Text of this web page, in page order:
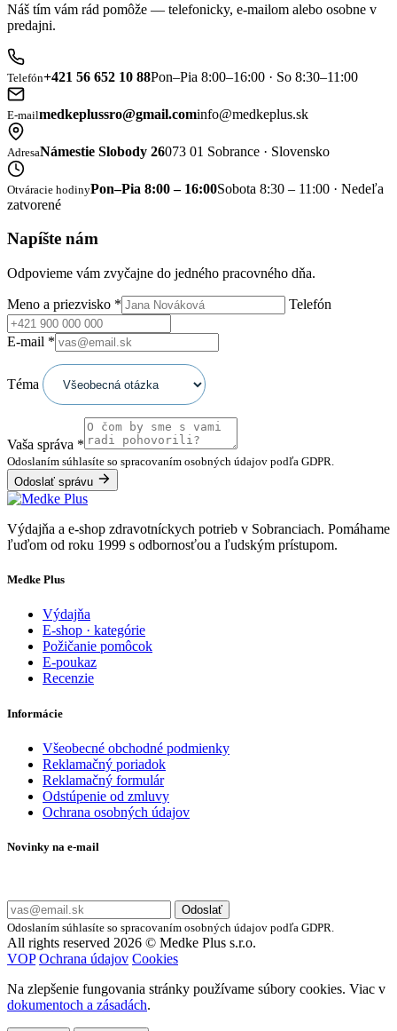
Náš tím vám rád pomôže — telefonicky, e-mailom alebo osobne v
predajni.
Telefón+421 56 652 10 88Pon–Pia 8:00–16:00 · So 8:30–11:00
E-mailmedkeplussro@gmail.cominfo@medkeplus.sk
AdresaNámestie Slobody 26073 01 Sobrance · Slovensko
Otváracie hodinyPon–Pia 8:00 – 16:00Sobota 8:30 – 11:00 · Nedeľa
zatvorené
Napíšte nám
Odpovieme vám zvyčajne do jedného pracovného dňa.
Meno a priezvisko * Telefón
E-mail *
Téma
Vaša správa *
Odoslaním súhlasíte so spracovaním osobných údajov podľa GDPR.
Odoslať správu
Výdajňa a e-shop zdravotníckych potrieb v Sobranciach. Pomáhame
ľuďom od roku 1999 s odbornosťou a ľudským prístupom.
Medke Plus
Výdajňa
E-shop · kategórie
Požičanie pomôcok
E-poukaz
Recenzie
Informácie
Všeobecné obchodné podmienky
Reklamačný poriadok
Reklamačný formulár
Odstúpenie od zmluvy
Ochrana osobných údajov
Novinky na e-mail
Odoslať
Odoslaním súhlasíte so spracovaním osobných údajov podľa GDPR.
All rights reserved 2026 © Medke Plus s.r.o.
VOP Ochrana údajov Cookies
Na zlepšenie fungovania stránky používame súbory cookies. Viac v
dokumentoch a zásadách.